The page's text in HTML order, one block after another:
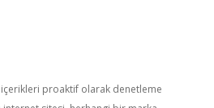
içerikleri proaktif olarak denetleme